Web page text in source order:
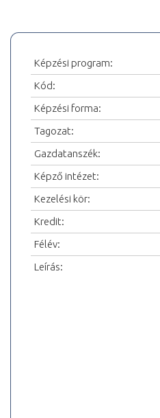
Képzési program:
Kód:
Képzési forma:
Tagozat:
Gazdatanszék:
Képző intézet:
Kezelési kör:
Kredit:
Félév:
Leírás: